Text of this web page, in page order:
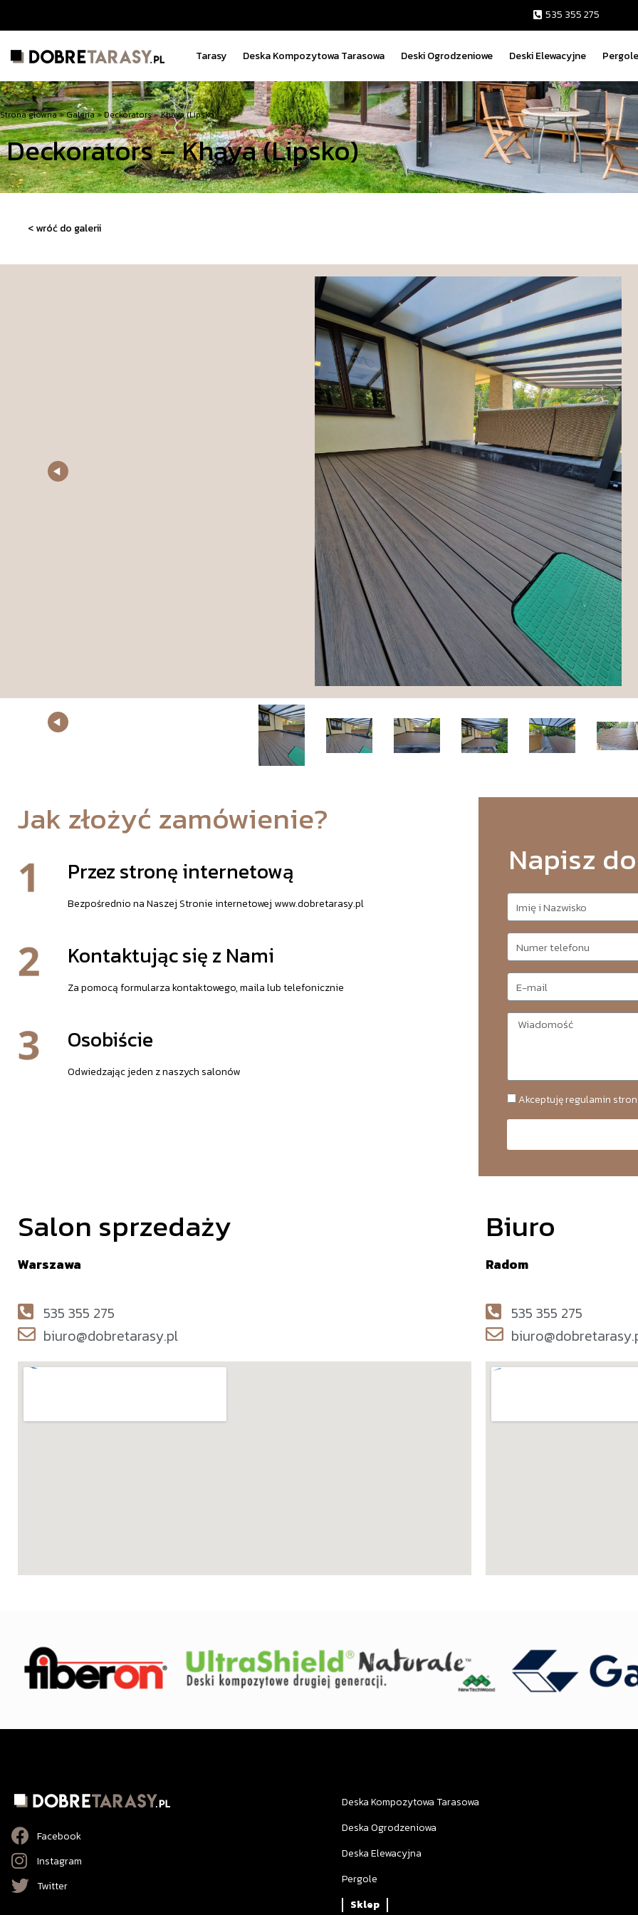
535 355 275
Tarasy Deska Kompozytowa Tarasowa Deski Ogrodzeniowe Deski Elewacyjne
Strona główna»Galeria»Deckorators – Khaya (Lipsko)
Deckorators – Khaya (Lipsko)
< wróć do galerii
Jak złożyć zamówienie?
Przez stronę internetową
Bezpośrednio na Naszej Stronie internetowej www.dobretarasy.pl
Kontaktując się z Nami
Za pomocą formularza kontaktowego, maila lub telefonicznie
Osobiście
Odwiedzając jeden z naszych salonów
Napisz
Akceptuję regulamin
Salon sprzedaży
Warszawa
535 355 275
biuro@dobretarasy.pl
Biuro
Radom
535 355 275
Facebook
Instagram
Twitter
Deska Kompozytowa Tarasowa
Deska Ogrodzeniowa
Deska Elewacyjna
Pergole
Sklep